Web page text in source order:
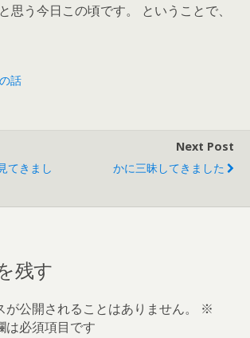
思う今日この頃です。 ということで、
話
てきまし
Next Post
かに三昧してきました
残す
公開されることはありません。
※
は必須項目です